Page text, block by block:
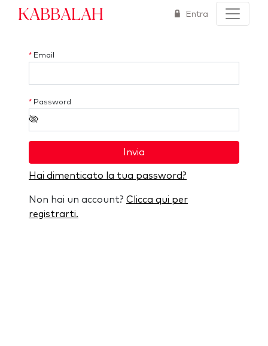
Kabbalah Entra
* Email
* Password
Invia
Hai dimenticato la tua password?
Non hai un account? Clicca qui per
registrarti.